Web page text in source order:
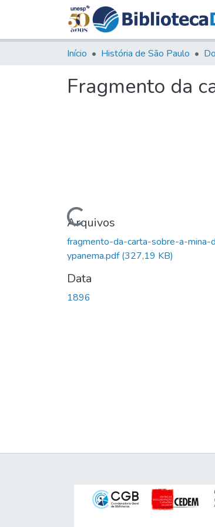
Início História de São Paulo
Fragmento da
Carregando...
Arquivos
fragmento-da-carta-sobre-a-
ypanema.pdf(327,19 KB)
Data
1896